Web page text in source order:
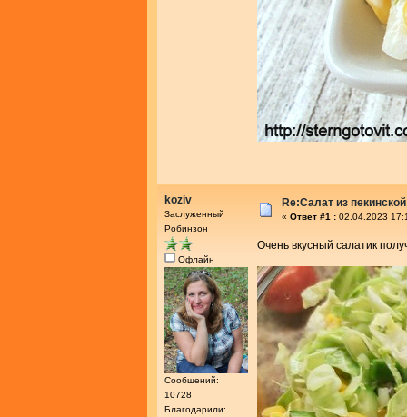
koziv
Заслуженный
Робинзон
Офлайн
Сообщений:
10728
Благодарили:
Re:Салат из
« Ответ #1 : 02.04.2023
Очень вкусный салатик